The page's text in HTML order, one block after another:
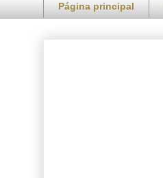
Página principal